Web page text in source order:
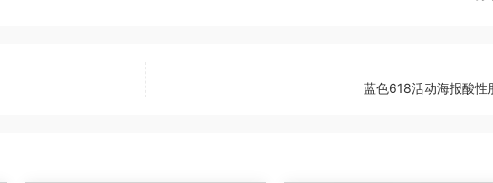
蓝色618活动海报酸性